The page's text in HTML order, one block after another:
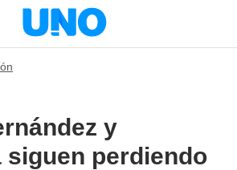
y
siguen perdiendo